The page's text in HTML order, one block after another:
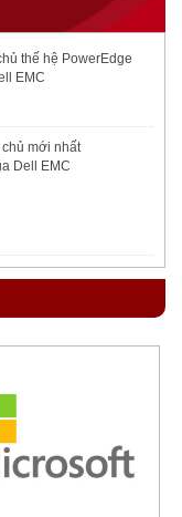
thế hệ PowerEdge
EMC
mới nhất
Dell EMC